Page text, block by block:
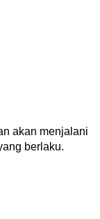
akan menjalani
berlaku.